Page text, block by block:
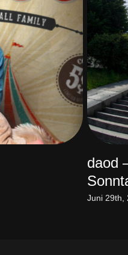
daod
Juni 29th,